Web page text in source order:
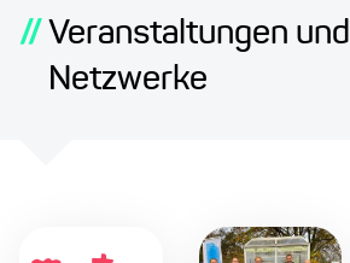
// Veranstaltungen und
Netzwerke